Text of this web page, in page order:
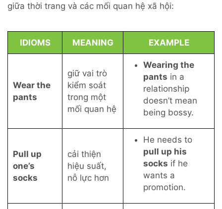
giữa thời trang và các mối quan hệ xã hội:
IDIOMS MEANING EXAMPLE
Wear the
pants
giữ vai trò
kiểm soát
trong một
mối quan hệ
Wearing the
pants in a
relationship
doesn’t mean
being bossy.
Pull up
one’s
socks
cải thiện
hiệu suất,
nỗ lực hơn
He needs to
pull up his
socks if he
wants a
promotion.